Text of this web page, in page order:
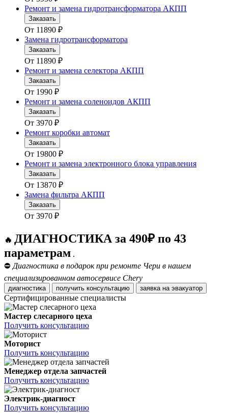
Ремонт и замена гидротрансформатора АКПП
Заказать
От 11890 ₽
Замена гидротрансформатора
Заказать
От 11890 ₽
Ремонт и замена селектора АКПП
Заказать
От 1990 ₽
Ремонт и замена соленоидов АКПП
Заказать
От 3970 ₽
Ремонт коробки автомат
Заказать
От 19800 ₽
Ремонт и замена электронного блока управления
Заказать
От 13870 ₽
Замена фильтра АКПП
Заказать
От 3970 ₽
🔥 ДИАГНОСТИКА за 490₽ по 43
параметрам .
⛔ Диагностика в подарок при ремонте Чери в нашем
специализированном автосервисе Chery
диагностика получить консультацию заявка на эвакуатор
Сертифицированные специалисты
Мастер слесарного цеха
Получить консультацию
Моторист
Получить консультацию
Менеджер отдела запчастей
Получить консультацию
Электрик-диагност
Получить консультацию